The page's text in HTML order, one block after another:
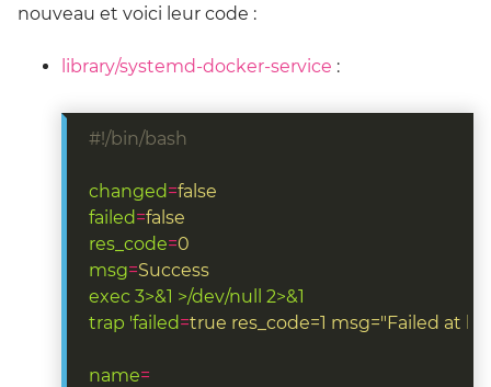
nouveau et voici leur code :
library/systemd-docker-service :
#!/bin/bash
changed =false
failed =false
res_code=0
msg=Success
exec 3>&1 >/dev/null 2>&1
trap 'failed =true res_code=1 msg="Failed at
name=